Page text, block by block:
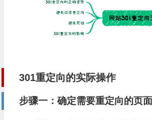
301重定向的实际操作
步骤一：确定需要重定向的页面